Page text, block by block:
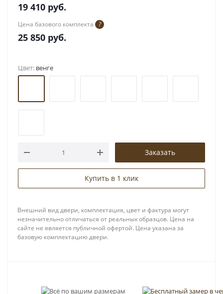
19 410 руб.
Цена базового комплекта ?
25 850 руб.
Цвет: венге
Заказать
Купить в 1 клик
Внешний вид двери, комплектация, цвет и фактура могут
незначительно отличаться от реальных образцов. Цена на
сайте не является публичной офертой. Цена указана за
базовую комплектацию двери.